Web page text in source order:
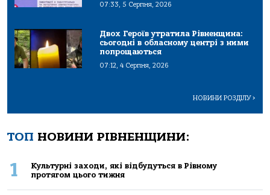
07:33, 5 Серпня, 2026
Двох Героїв утратила Рівненщина:
сьогодні в обласному центрі з ними
попрощаються
07:12, 4 Серпня, 2026
НОВИНИ РОЗДІЛУ>
ТОП НОВИНИ РІВНЕНЩИНИ:
1
Культурні заходи, які відбудуться в Рівному
протягом цього тижня